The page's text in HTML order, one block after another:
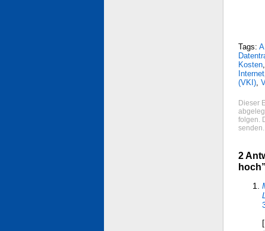
Tags:
Kosten,
Internet
(VKI),
Dieser
folgen.
senden.
2
hoch”